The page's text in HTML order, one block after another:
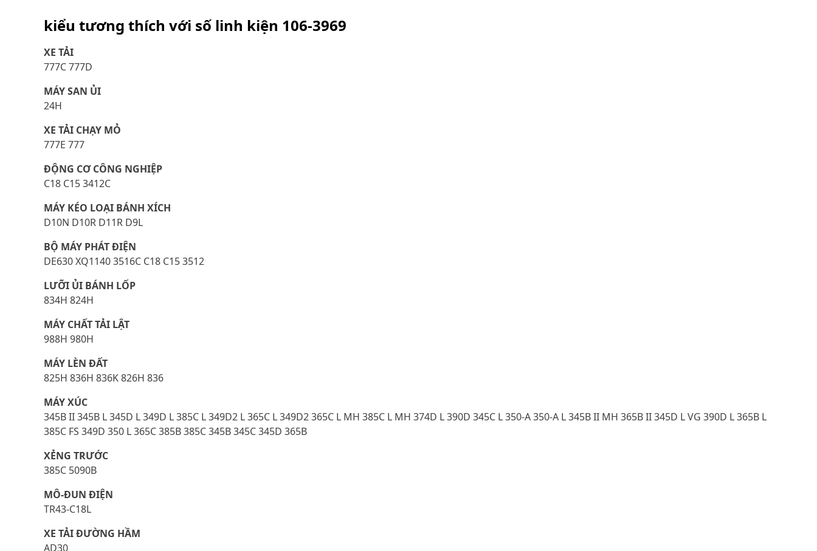
kiểu tương thích với số linh kiện 106-3969
XE TẢI
777C 777D
MÁY SAN ỦI
24H
XE TẢI CHẠY MỎ
777E 777
ĐỘNG CƠ CÔNG NGHIỆP
C18 C15 3412C
MÁY KÉO LOẠI BÁNH XÍCH
D10N D10R D11R D9L
BỘ MÁY PHÁT ĐIỆN
DE630 XQ1140 3516C C18 C15 3512
LƯỠI ỦI BÁNH LỐP
834H 824H
MÁY CHẤT TẢI LẬT
988H 980H
MÁY LÈN ĐẤT
825H 836H 836K 826H 836
MÁY XÚC
345B II 345B L 345D L 349D L 385C L 349D2 L 365C L 349D2 365C L MH 385C L MH 374D L 390D 345C L 350-A 350-A L 345B II MH 365B II 345D L VG 390D L 365B L
385C FS 349D 350 L 365C 385B 385C 345B 345C 345D 365B
XẺNG TRƯỚC
385C 5090B
MÔ-ĐUN ĐIỆN
TR43-C18L
XE TẢI ĐƯỜNG HẦM
AD30